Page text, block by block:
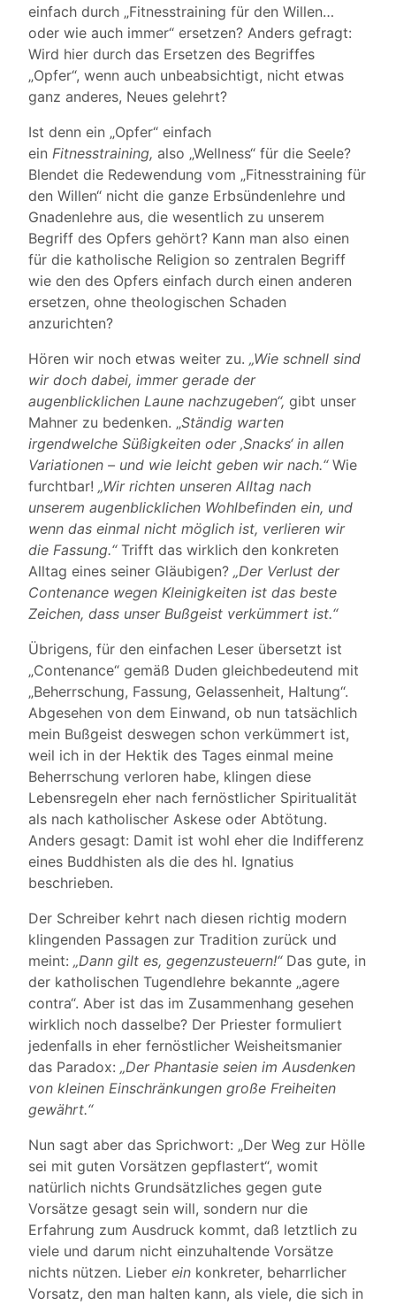
einfach durch „Fitnesstraining für den Willen…
oder wie auch immer“ ersetzen? Anders gefragt:
Wird hier durch das Ersetzen des Begriffes
„Opfer“, wenn auch unbeabsichtigt, nicht etwas
ganz anderes, Neues gelehrt?
Ist denn ein „Opfer“ einfach
ein Fitnesstraining, also „Wellness“ für die Seele?
Blendet die Redewendung vom „Fitnesstraining für
den Willen“ nicht die ganze Erbsündenlehre und
Gnadenlehre aus, die wesentlich zu unserem
Begriff des Opfers gehört? Kann man also einen
für die katholische Religion so zentralen Begriff
wie den des Opfers einfach durch einen anderen
ersetzen, ohne theologischen Schaden
anzurichten?
Hören wir noch etwas weiter zu. „Wie schnell sind
wir doch dabei, immer gerade der
augenblicklichen Laune nachzugeben“, gibt unser
Mahner zu bedenken. „Ständig warten
irgendwelche Süßigkeiten oder ‚Snacks‘ in allen
Variationen – und wie leicht geben wir nach.“Wie
furchtbar! „Wir richten unseren Alltag nach
unserem augenblicklichen Wohlbefinden ein, und
wenn das einmal nicht möglich ist, verlieren wir
die Fassung.“ Trifft das wirklich den konkreten
Alltag eines seiner Gläubigen? „Der Verlust der
Contenance wegen Kleinigkeiten ist das beste
Zeichen, dass unser Bußgeist verkümmert ist.“
Übrigens, für den einfachen Leser übersetzt ist
„Contenance“ gemäß Duden gleichbedeutend mit
„Beherrschung, Fassung, Gelassenheit, Haltung“.
Abgesehen von dem Einwand, ob nun tatsächlich
mein Bußgeist deswegen schon verkümmert ist,
weil ich in der Hektik des Tages einmal meine
Beherrschung verloren habe, klingen diese
Lebensregeln eher nach fernöstlicher Spiritualität
als nach katholischer Askese oder Abtötung.
Anders gesagt: Damit ist wohl eher die Indifferenz
eines Buddhisten als die des hl. Ignatius
beschrieben.
Der Schreiber kehrt nach diesen richtig modern
klingenden Passagen zur Tradition zurück und
meint: „Dann gilt es, gegenzusteuern!“Das gute, in
der katholischen Tugendlehre bekannte „agere
contra“. Aber ist das im Zusammenhang gesehen
wirklich noch dasselbe? Der Priester formuliert
jedenfalls in eher fernöstlicher Weisheitsmanier
das Paradox: „Der Phantasie seien im Ausdenken
von kleinen Einschränkungen große Freiheiten
gewährt.“
Nun sagt aber das Sprichwort: „Der Weg zur Hölle
sei mit guten Vorsätzen gepflastert“, womit
natürlich nichts Grundsätzliches gegen gute
Vorsätze gesagt sein will, sondern nur die
Erfahrung zum Ausdruck kommt, daß letztlich zu
viele und darum nicht einzuhaltende Vorsätze
nichts nützen. Lieber ein konkreter, beharrlicher
Vorsatz, den man halten kann, als viele, die sich in